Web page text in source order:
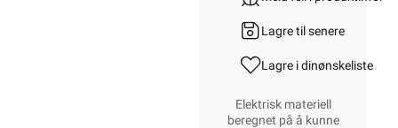
Lagre til senere
Lagre i dinønskeliste
Elektrisk materiell
beregnet på å kunne